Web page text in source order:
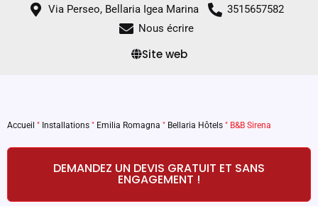
Via Perseo, Bellaria Igea Marina
3515657582
Nous écrire
Site web
Accueil " Installations " Emilia Romagna " Bellaria Hôtels " B&B Sirena
DEMANDEZ UN DEVIS GRATUIT ET SANS
ENGAGEMENT !